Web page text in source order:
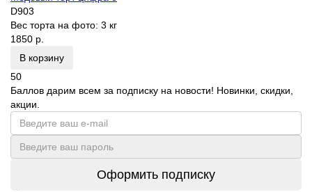
D903
Вес торта на фото: 3 кг
1850 р.
В корзину
50
Баллов дарим всем за подписку на новости! Новинки, скидки,
акции.
Оформить подписку